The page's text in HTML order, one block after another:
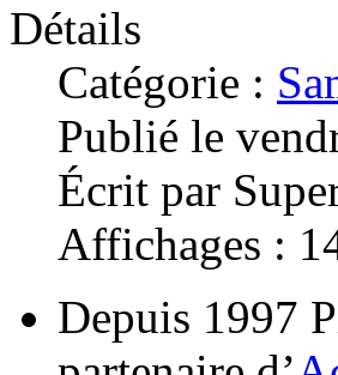
Détails
Catégorie :
Publié le
Écrit par
Affichages :
Depuis 1997